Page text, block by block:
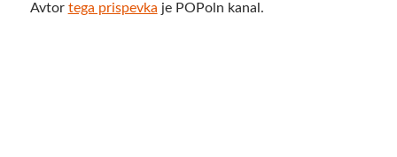
Avtor tega prispevka je POPoln kanal.